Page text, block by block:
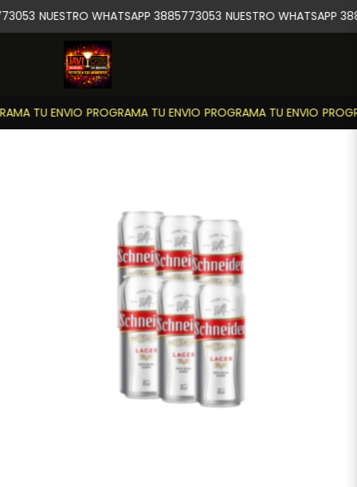
TU ENVIO PROGRAMA TU ENVIO PROGRAMA TU ENVIO
NUESTRO WHATSAPP 3885773053 NUESTRO WHATSAPP